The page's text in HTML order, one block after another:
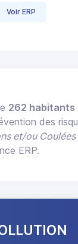
Voir ERP
262 habitants
des
et/ou Coulées
ERP.